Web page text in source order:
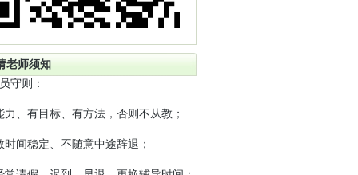
老师须知
守则：
力、有目标、有方法，否则不从教；
时间稳定、不随意中途辞退；